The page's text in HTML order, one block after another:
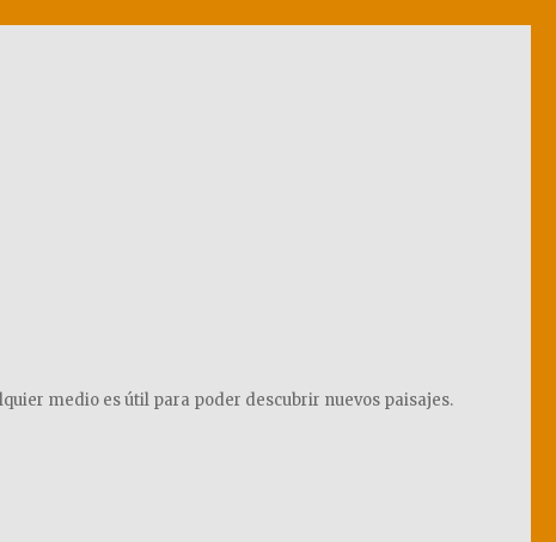
medio es útil para poder descubrir nuevos paisajes.